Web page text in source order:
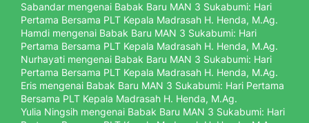
Sabandar mengenai Babak Baru MAN 3 Sukabumi: Hari
Pertama Bersama PLT Kepala Madrasah H. Henda, M.Ag.
Hamdi mengenai Babak Baru MAN 3 Sukabumi: Hari
Pertama Bersama PLT Kepala Madrasah H. Henda, M.Ag.
Nurhayati mengenai Babak Baru MAN 3 Sukabumi: Hari
Pertama Bersama PLT Kepala Madrasah H. Henda, M.Ag.
Eris mengenai Babak Baru MAN 3 Sukabumi: Hari Pertama
Bersama PLT Kepala Madrasah H. Henda, M.Ag.
Yulia Ningsih mengenai Babak Baru MAN 3 Sukabumi: Hari